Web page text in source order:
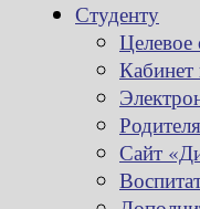
Студенту
Целевое
Кабинет
Сайт